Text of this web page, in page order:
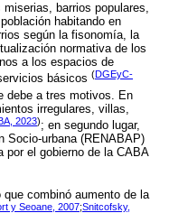
barrios populares,
habitando en
según la fisonomía, la
normativa de los
a los espacios de
básicos (DGEyC-
debe a tres motivos. En
irregulares, villas,
2023); en segundo lugar,
Socio-urbana (RENABAP)
por el gobierno de la CABA
combinó aumento de la
y Seoane, 2007;Snitcofsky,